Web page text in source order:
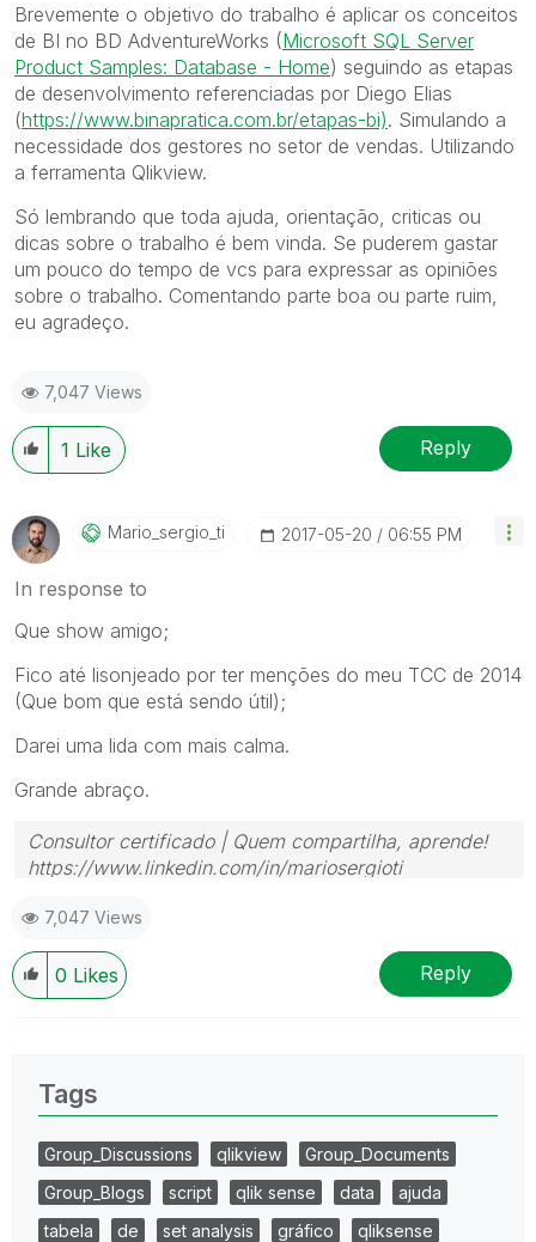
Brevemente o objetivo do trabalho é aplicar os conceitos
de BI no BD AdventureWorks (Microsoft SQL Server
Product Samples: Database - Home) seguindo as etapas
de desenvolvimento referenciadas por Diego Elias
(https://www.binapratica.com.br/etapas-bi)‌. Simulando a
necessidade dos gestores no setor de vendas. Utilizando
a ferramenta Qlikview.
Só lembrando que toda ajuda, orientação, criticas ou
dicas sobre o trabalho é bem vinda. Se puderem gastar
um pouco do tempo de vcs para expressar as opiniões
sobre o trabalho. Comentando parte boa ou parte ruim,
eu agradeço.
7,047 Views
1 Like Reply
Mario_sergio_ti ‎2017-05-20 06:55 PM
In response to
Que show amigo;
Fico até lisonjeado por ter menções do meu TCC de 2014
(Que bom que está sendo útil);
Darei uma lida com mais calma.
Grande abraço.
Consultor certificado | Quem compartilha, aprende!
https://www.linkedin.com/in/mariosergioti
7,047 Views
0 Likes Reply
Tags
Group_Discussions qlikview
Group_Documents
Group_Blogs
script qlik sense data
ajuda
tabela
de set analysis gráfico
qliksense